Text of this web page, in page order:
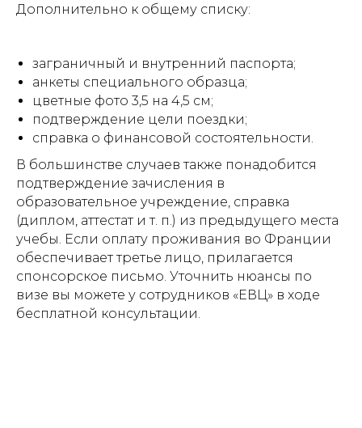
Дополнительно к общему списку:
заграничный и внутренний паспорта;
анкеты специального образца;
цветные фото 3,5 на 4,5 см;
подтверждение цели поездки;
справка о финансовой состоятельности.
В большинстве случаев также понадобится
подтверждение зачисления в
образовательное учреждение, справка
(диплом, аттестат и т. п.) из предыдущего места
учебы. Если оплату проживания во Франции
обеспечивает третье лицо, прилагается
спонсорское письмо. Уточнить нюансы по
визе вы можете у сотрудников «ЕВЦ» в ходе
бесплатной консультации.